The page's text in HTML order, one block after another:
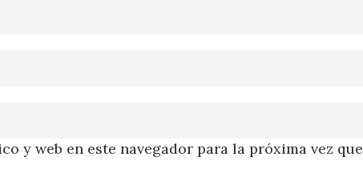
y web en este navegador para la próxima vez que